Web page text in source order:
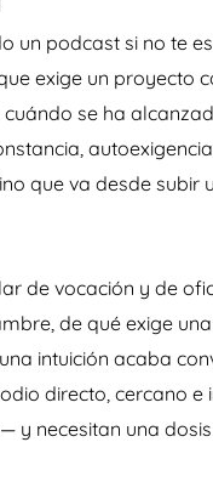
un podcast si no te
exige un proyecto
se ha
que va desde subir
de vocación y de
de qué exige
intuición acaba
directo, cercano
y necesitan una